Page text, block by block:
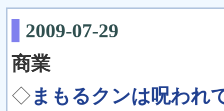
2009-07-29
商業
◇まもるクンは呪われ